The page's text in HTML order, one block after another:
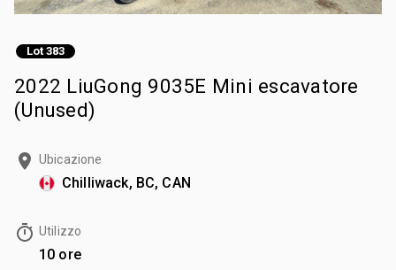
Lot 383
2022 LiuGong 9035E Mini escavatore
(Unused)
Ubicazione
Chilliwack, BC, CAN
Utilizzo
10 ore